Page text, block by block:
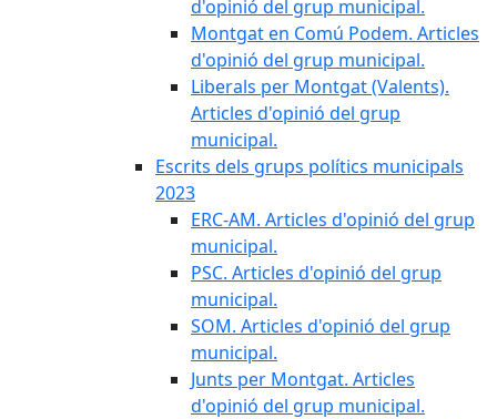
d'opinió del grup municipal.
Montgat en Comú Podem. Articles
d'opinió del grup municipal.
Liberals per Montgat (Valents).
Articles d'opinió del grup
municipal.
Escrits dels grups polítics municipals
2023
ERC-AM. Articles d'opinió del grup
municipal.
PSC. Articles d'opinió del grup
municipal.
SOM. Articles d'opinió del grup
municipal.
Junts per Montgat. Articles
d'opinió del grup municipal.